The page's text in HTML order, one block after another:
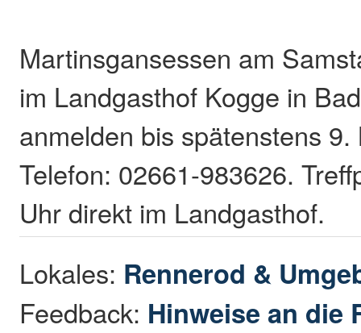
Martinsgansessen am
im Landgasthof Kogge in
anmelden bis spätenstens
Telefon: 02661-983626.
Uhr direkt im Landgasthof.
Lokales: Rennerod &
Feedback: Hinweise an die